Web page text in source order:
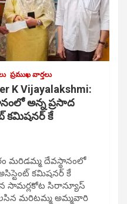
ప్రముఖ వార్తలు
K Vijayalakshmi:
అన్న ప్రసాద
కమిషనర్ కే
మరిడమ్మ దేవస్థానంలో
కమిషనర్ కే
సామర్లకోట సిరాన్యూస్
మరిటమ్మ అమ్మవారి